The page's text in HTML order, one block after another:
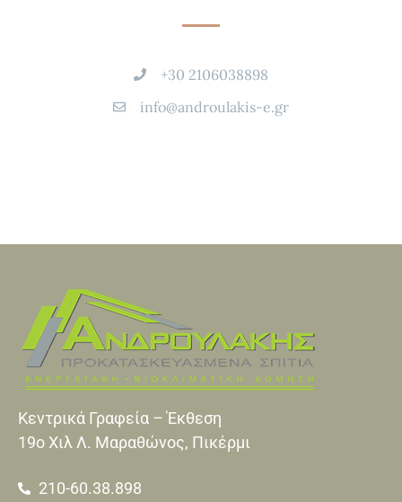
+30 2106038898
info@androulakis-e.gr
Κεντρικά Γραφεία – Έκθεση
19o Xιλ Λ. Μαραθώνος, Πικέρμι
210-60.38.898